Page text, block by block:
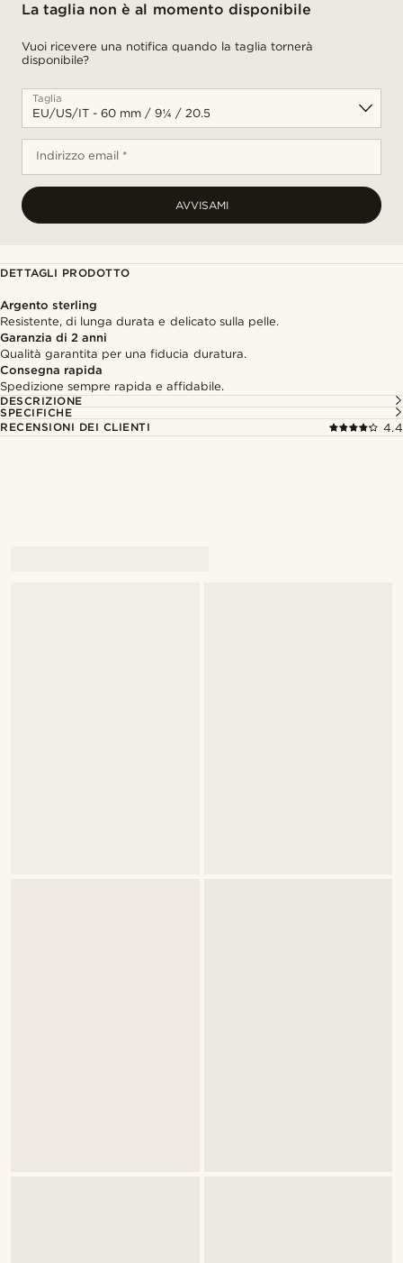
La taglia non è al momento disponibile
Vuoi ricevere una notifica quando la taglia tornerà
disponibile?
Taglia
Indirizzo email *
AVVISAMI
DETTAGLI PRODOTTO
Argento sterling
Resistente, di lunga durata e delicato sulla pelle.
Garanzia di 2 anni
Qualità garantita per una fiducia duratura.
Consegna rapida
Spedizione sempre rapida e affidabile.
DESCRIZIONE
SPECIFICHE
RECENSIONI DEI CLIENTI
4.4